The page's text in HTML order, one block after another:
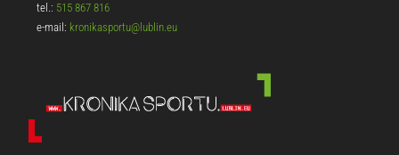
tel.: 515 867 816
e-mail: kronikasportu@lublin.eu